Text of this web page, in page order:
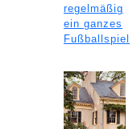
regelmäßig
ein ganzes
Fußballspiel